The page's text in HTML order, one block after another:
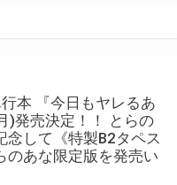
本 『今日もヤレるあ
)発売決定！！ とらの
念して《特製B2タペス
のあな限定版を発売い